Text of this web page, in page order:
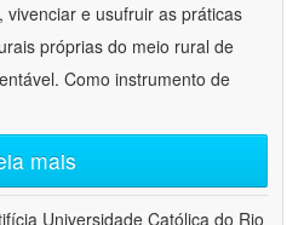
e usufruir as práticas
próprias do meio rural de
Como instrumento de
mais
Universidade Católica do Rio